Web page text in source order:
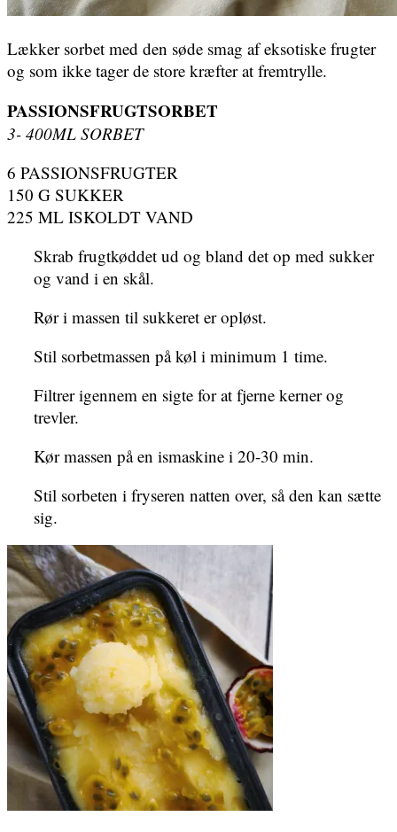
Lækker sorbet med den søde smag af eksotiske frugter
og som ikke tager de store kræfter at fremtrylle.
PASSIONSFRUGTSORBET
3- 400ML SORBET
6 PASSIONSFRUGTER
150 G SUKKER
225 ML ISKOLDT VAND
Skrab frugtkøddet ud og bland det op med sukker
og vand i en skål.
Rør i massen til sukkeret er opløst.
Stil sorbetmassen på køl i minimum 1 time.
Filtrer igennem en sigte for at fjerne kerner og
trevler.
Kør massen på en ismaskine i 20-30 min.
Stil sorbeten i fryseren natten over, så den kan sætte
sig.